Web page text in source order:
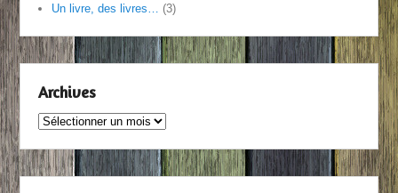
Un livre, des livres…
(3)
Archives
Archives